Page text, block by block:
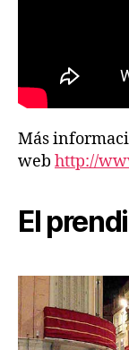
Más
web http://
El